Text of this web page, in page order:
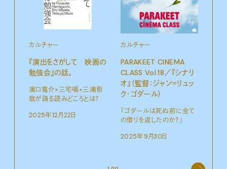
カルチャー
『演出をさがして 映画の
勉強会』の話。
濱口竜介×三宅唱×三浦哲
哉が語る読みどころとは？
2025年12月22日
カルチャー
PARAKEET CINEMA
CLASS Vol.18／『シナリ
オ』（監督：ジャン＝リュッ
ク・ゴダール）
「ゴダールは死ぬ前に全て
の借りを返したのか？」
2025年9月30日